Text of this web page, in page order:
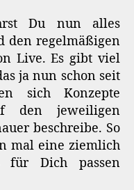
Du nun alles
den regelmäßigen
Live. Es gibt viel
ja nun schon seit
sich Konzepte
den jeweiligen
beschreibe. So
mal eine ziemlich
für Dich passen